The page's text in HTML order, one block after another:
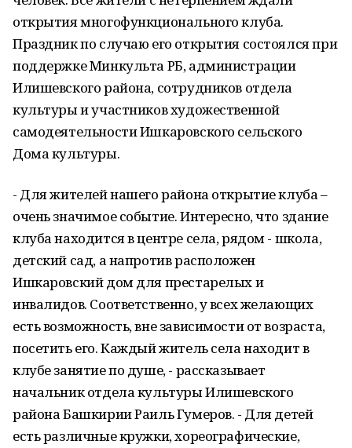
открытия многофункционального клуба.
Праздник по случаю его открытия состоялся при
поддержке Минкульта РБ, администрации
Илишевского района, сотрудников отдела
культуры и участников художественной
самодеятельности Ишкаровского сельского
Дома культуры.
- Для жителей нашего района открытие клуба –
очень значимое событие. Интересно, что здание
клуба находится в центре села, рядом - школа,
детский сад, а напротив расположен
Ишкаровский дом для престарелых и
инвалидов. Соответственно, у всех желающих
есть возможность, вне зависимости от возраста,
посетить его. Каждый житель села находит в
клубе занятие по душе, - рассказывает
начальник отдела культуры Илишевского
района Башкирии Раиль Гумеров. - Для детей
есть различные кружки, хореографические,